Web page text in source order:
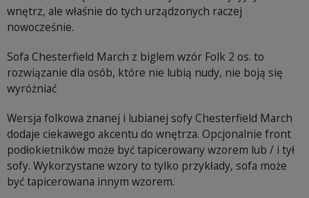
wnętrz, ale właśnie do tych urządzonych raczej
nowocześnie.
Sofa Chesterfield March z biglem wzór Folk 2 os. to
rozwiązanie dla osób, które nie lubią nudy, nie boją się
wyróżniać
Wersja folkowa znanej i lubianej sofy Chesterfield March
dodaje ciekawego akcentu do wnętrza. Opcjonalnie front
podłokietników może być tapicerowany wzorem lub / i tył
sofy. Wykorzystane wzory to tylko przykłady, sofa może
być tapicerowana innym wzorem.